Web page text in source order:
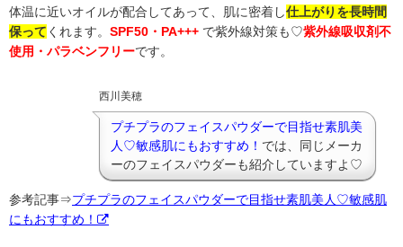
体温に近いオイルが配合してあって、肌に密着し仕上がりを長時間
保って くれます。 SPF50・PA+++ で紫外線対策も♡紫外線吸収剤不
使用・パラベンフリーです。
西川美穂
プチプラのフェイスパウダーで目指せ素肌美
人♡敏感肌にもおすすめ！ では、同じメーカ
ーのフェイスパウダーも紹介していますよ♡
参考記事⇒プチプラのフェイスパウダーで目指せ素肌美人♡敏感肌
にもおすすめ！